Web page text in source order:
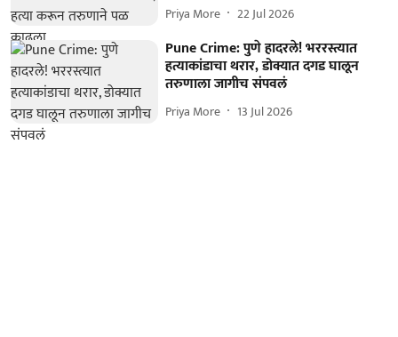
Priya More 22 Jul 2026
Pune Crime: पुणे हादरले! भररस्त्यात
हत्याकांडाचा थरार, डोक्यात दगड घालून
तरुणाला जागीच संपवलं
Priya More 13 Jul 2026